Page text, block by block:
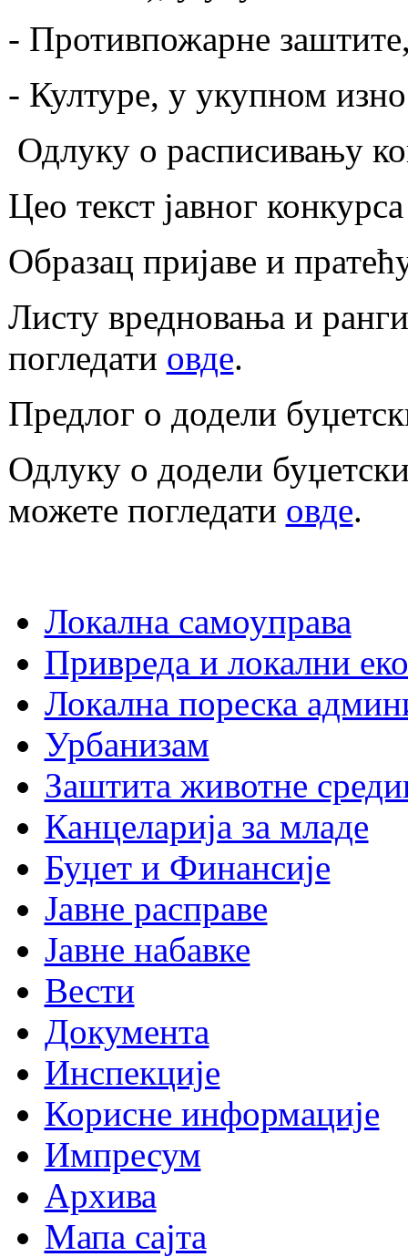
- Противпожарне
- Културе, у укупном
Одлуку о расписивању
Цео текст јавног
Образац пријаве и
Листу вредновања и
погледати овде.
Предлог о додели
Одлуку о додели
можете погледати овде.
Локална самоуправа
Привреда и локални
Локална пореска
Урбанизам
Заштита животне
Канцеларија за младе
Буџет и Финансије
Јавне расправе
Јавне набавке
Вести
Документа
Инспекције
Корисне информације
Импресум
Архива
Мапа сајта